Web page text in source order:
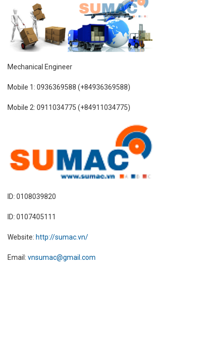
Mechanical Engineer
Mobile 1: 0936369588 (+84936369588)
Mobile 2: 0911034775 (+84911034775)
ID: 0108039820
ID: 0107405111
Website: http://sumac.vn/
Email: vnsumac@gmail.com